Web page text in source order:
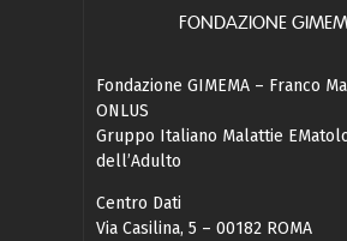
FONDAZIONE
Fondazione GIMEMA – Franco
ONLUS
Gruppo Italiano Malattie
dell’Adulto
Centro Dati
Via Casilina, 5 – 00182 ROMA